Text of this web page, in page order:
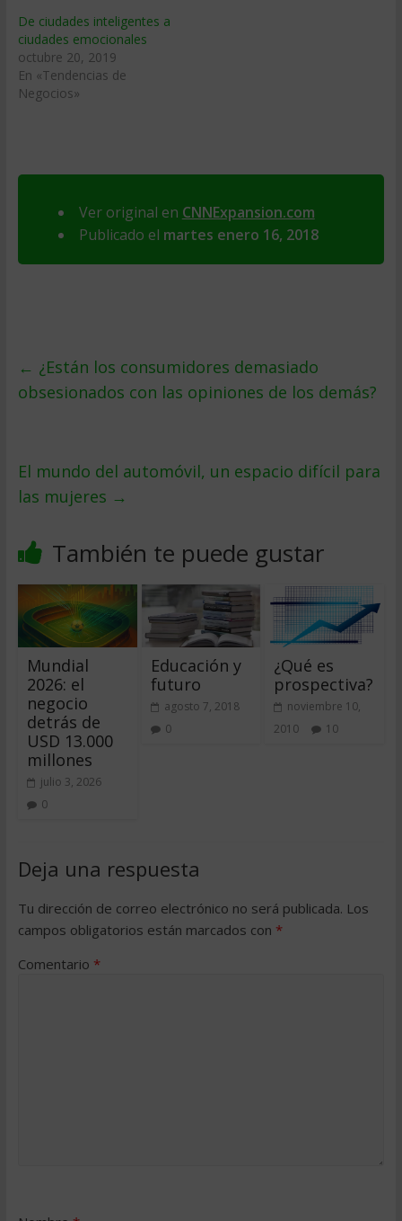
De ciudades inteligentes a
ciudades emocionales
octubre 20, 2019
En «Tendencias de
Negocios»
Ver original en CNNExpansion.com
Publicado el martes enero 16, 2018
← ¿Están los consumidores demasiado
obsesionados con las opiniones de los demás?
El mundo del automóvil, un espacio difícil para
las mujeres →
También te puede gustar
Mundial
2026: el
negocio
detrás de
USD 13.000
millones
julio 3, 2026
0
Educación y
futuro
agosto 7, 2018
0
¿Qué es
prospectiva?
noviembre 10,
2010
10
Deja una respuesta
Tu dirección de correo electrónico no será publicada. Los
campos obligatorios están marcados con *
Comentario *